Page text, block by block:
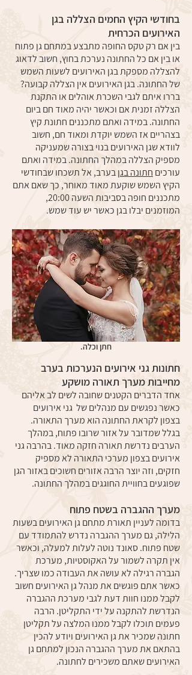
בחודשי הקיץ החמים הצללה בגן
האירועים הכרחית
בין אם רק טקס החופה מתבצע במתחם גן פתוח
או בין אם כל החתונה נערכת בחוץ, חשוב לדאוג
להצללה מספקת בגן האירועים לשעות השמש
של החתונה. בגן האירועים אין הצללה קבועה?
בררו איתם לגבי השכרת אוהלים או התקנת
הצללה זמנית אם וכאשר יהיה מאוד חם ביום
החתונה. במידה ואתם מתכננים חתונת קיץ
בצהריים אז השמש יוקדת ומאוד חם, חשוב
לוודא שגן האירועים בנוי בצורה שמעניקה
מספיק הצללה במהלך החתונה. במידה ואתם
עורכים חתונה בגןבערב, אל תשכחו שבחודשי
הקיץ השמש שוקעת מאוד מאוחר, כך שאם אתם
מתכננים חופה בסביבות השעה 20:00,
המוזמנים יבלו בגן כאשר יש עוד שמש.​
חתן וכלה.
חתונות גני אירועים הנערכות בערב
מחייבות מערך תאורה מושקע
אחד הדברים הקטנים שחובה לשים לב אליהם
כאשר נפגשים עם מנהלים של גני אירועים
בצפון לקראת החתונה הוא מערך התאורה.
בגלל שמדובר על אזור שרובו פתוח, במהלך
הערבים נדרשת תאורה חזקה מאוד. בהרבה גני
אירועים בצפון מערכי התאורה לא מספיק
חזקים, וזה יוצר הרבה אזורים חשוכים באזור הגן
שפוגעים בחוויית החוגגים במהלך החתונה.
מערך ההגברה בשטח פתוח
בדומה לעניין תאורת מתחם גן האירועים בשעות
הלילה, גם מערך ההגברה נדרש להתמודד עם
שטח פתוח. סאונד נוטה לעלות למעלה, וכאשר
אין תקרה לשמור על האקוסטיות, מערכת
הגברה רגילה לא עושה את העבודה כמו שצריך.
כאשר אתם פוגשים את מנהל גן האירועים חשוב
לקבל ממנו חוות דעת לגבי מערכת ההגברה
הנדרשת להתקנה על ידי התקליטן. הרבה
פעמים תוכלו לקבל ממנו המלצה על תקליטן
חתונה שמכיר את גן האירועים ויודע להכין
בהתאם את מערך ההגברה הנכון למתחם גן
האירועים שאתם משכירים לחתונה.